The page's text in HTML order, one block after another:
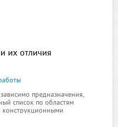
их отличия
предназначения,
список по областям
конструкционными